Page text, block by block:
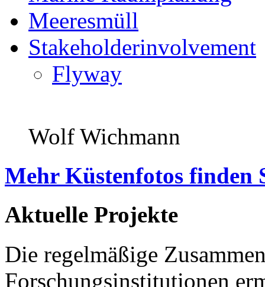
Meeresmüll
Stakeholderinvolvement
Flyway
Wolf Wichmann
Mehr Küstenfotos finden
Aktuelle Projekte
Die regelmäßige
Forschungsinstitutionen